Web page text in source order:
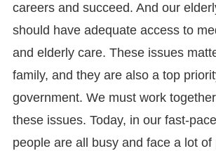
careers and succeed. And our
should have adequate access to
and elderly care. These issues
family, and they are also a top
government. We must work
these issues. Today, in our fast-
people are all busy and face a lot of